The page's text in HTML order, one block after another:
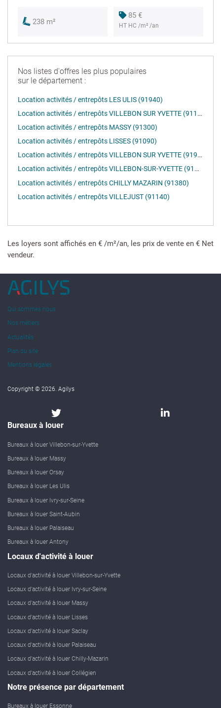
238 m²
85 €
HT HC /m² /an
Nos listes d'offres les plus populaires
sur le département :
Location activités / entrepôts LES ULIS (91940)
Location activités / entrepôts VILLEBON SUR YVETTE (91140)
Location activités / entrepôts MASSY (91300)
Location activités / entrepôts LISSES (91090)
Location activités / entrepôts VILLEBON SUR YVETTE (91940)
Location activités / entrepôts VILLEBON-SUR-YVETTE (91140)
Location activités / entrepôts CHILLY MAZARIN (91380)
Location activités / entrepôts VILLEJUST (91140)
Les loyers sont affichés en € /m²/an, les prix de vente en € Net
vendeur.
Qui sommes nous
Nos métiers
Actualités
Plan du site
Mentions légales
Copyright © 2026. Agilys
Bureaux à louer
Bureaux à louer Villebon-sur-Yvette
Bureaux à louer Massy
Bureaux à louer Orsay
Bureaux à louer Les Ulis
Bureaux à louer Ivry-sur-Seine
Bureaux à louer Saint-Aubin
Bureaux à louer Palaiseau
Bureaux à louer Antony
Locaux d'activité à louer
Locaux d'activité à louer Villebon-sur-Yvette
Locaux d'activité à louer Ivry-sur-Seine
Locaux d'activité à louer Massy
Locaux d'activité à louer Lisses
Locaux d'activité à louer Saclay
Locaux d'activité à louer Palaiseau
Locaux d'activité à louer Chilly-Mazarin
Locaux d'activité à louer Collégien
Notre présence par département
Bureaux à louer Essonne